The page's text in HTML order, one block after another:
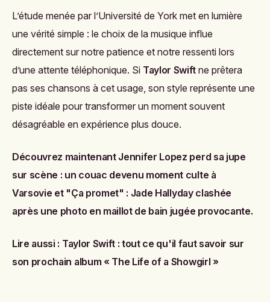
L’étude menée par l’Université de York met en lumière
une vérité simple : le choix de la musique influe
directement sur notre patience et notre ressenti lors
d’une attente téléphonique. Si Taylor Swift ne prêtera
pas ses chansons à cet usage, son style représente une
piste idéale pour transformer un moment souvent
désagréable en expérience plus douce.
Découvrez maintenant Jennifer Lopez perd sa jupe
sur scène : un couac devenu moment culte à
Varsovie et "Ça promet" : Jade Hallyday clashée
après une photo en maillot de bain jugée provocante.
Lire aussi : Taylor Swift : tout ce qu'il faut savoir sur
son prochain album « The Life of a Showgirl »